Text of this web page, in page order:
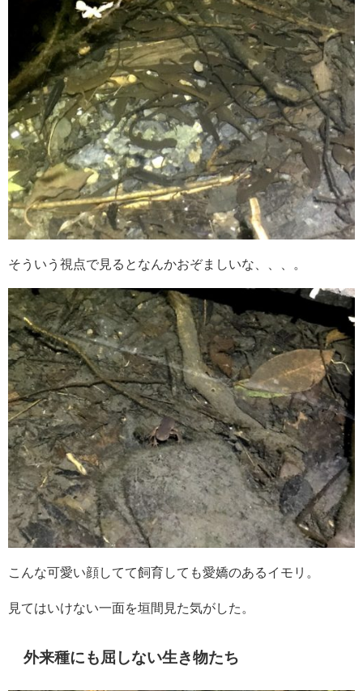
そういう視点で見るとなんかおぞましいな、、、。
こんな可愛い顔してて飼育しても愛嬌のあるイモリ。
見てはいけない一面を垣間見た気がした。
外来種にも屈しない生き物たち